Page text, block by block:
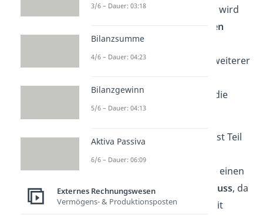
Nutzungsdauer
. Diese Dauer wird
AfA-Tabellen
(„Absetzung für
Abnutzung“) abgelesen. Ein weiterer
Berechnungsgrundlage hier die
Anschaffungskosten
Die bilanzielle Abschreibung ist Teil
der
betrieblicher Aufwand hat sie einen
Einfluss auf den
Jahresabschluss, da
sie den Gewinn mindert. Somit
3/6 – Dauer: 03:18
Bilanzsumme
4/6 – Dauer: 04:23
Bilanzgewinn
5/6 – Dauer: 04:13
Aktiva Passiva
6/6 – Dauer: 06:09
Externes Rechnungswesen
Vermögens- & Produktionsposten